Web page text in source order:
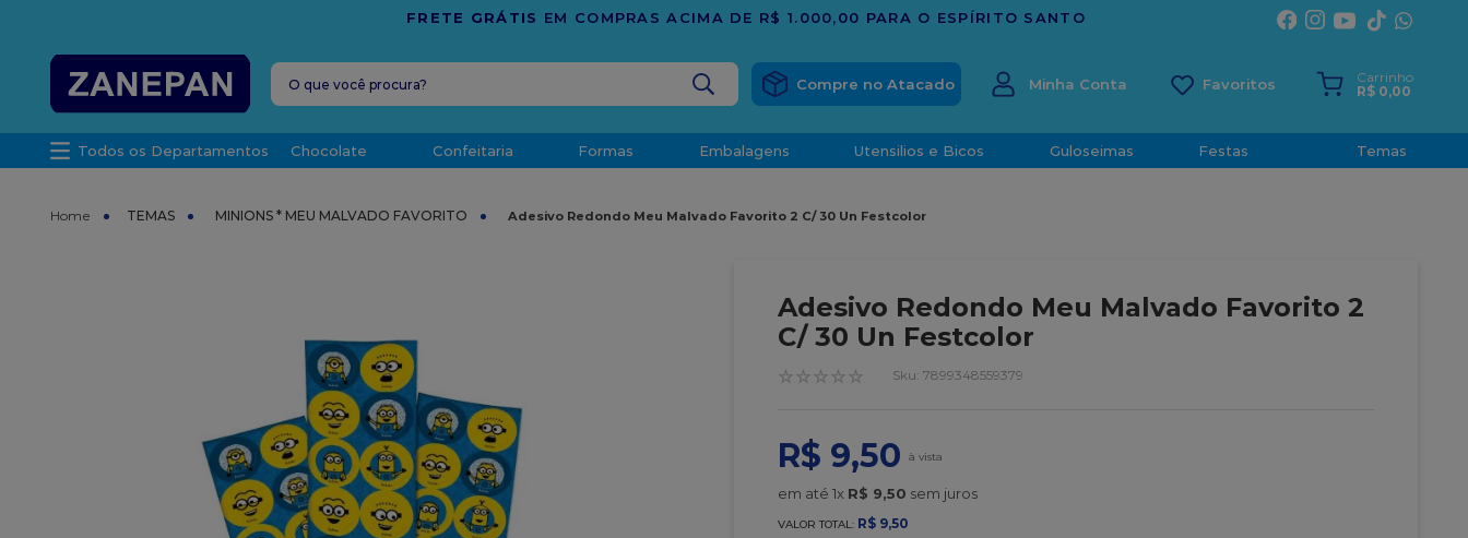
TRADIÇÃO E CONFIANÇA DESDE 2001
O que você procura?
Minha Conta
Carrinho
R$ 0,00
Todos os Departamentos Chocolate Confeitaria Formas Embalagens Utensilios e Bicos Guloseimas Festas Temas
TEMAS MINIONS * MEU MALVADO FAVORITO Adesivo Redondo Meu Malvado Favorito 2 C/ 30 Un Festcolor
Adesivo Redondo Meu Malvado Favorito 2
C/ 30 Un Festcolor
☆ ☆ ☆ ☆ ☆ : 7899348559379
R$ 9,50
em até 1x R$ 9,50 sem juros
VALOR TOTAL: R$ 9,50
leite condensado
6º
7º
vabene
8º
granulado
9º
caixa kraft
10º chocolate